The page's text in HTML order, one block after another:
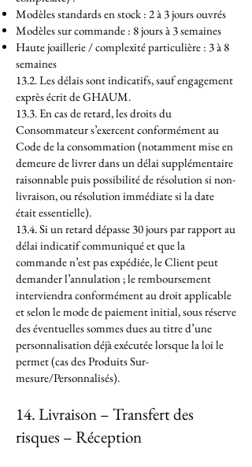
Modèles standards en stock : 2 à 3 jours ouvrés
Modèles sur commande : 8 jours à 3 semaines
Haute joaillerie / complexité particulière : 3 à 8
semaines
13.2. Les délais sont indicatifs, sauf engagement
exprès écrit de GHAUM.
13.3. En cas de retard, les droits du
Consommateur s’exercent conformément au
Code de la consommation (notamment mise en
demeure de livrer dans un délai supplémentaire
raisonnable puis possibilité de résolution si non-
livraison, ou résolution immédiate si la date
était essentielle).
13.4. Si un retard dépasse 30 jours par rapport au
délai indicatif communiqué et que la
commande n’est pas expédiée, le Client peut
demander l’annulation ; le remboursement
interviendra conformément au droit applicable
et selon le mode de paiement initial, sous réserve
des éventuelles sommes dues au titre d’une
personnalisation déjà exécutée lorsque la loi le
permet (cas des Produits Sur-
mesure/Personnalisés).
14. Livraison – Transfert des
risques – Réception